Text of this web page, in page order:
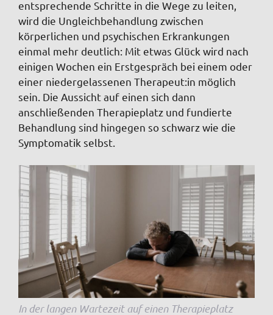
entsprechende Schritte in die Wege zu leiten,
wird die Ungleichbehandlung zwischen
körperlichen und psychischen Erkrankungen
einmal mehr deutlich: Mit etwas Glück wird nach
einigen Wochen ein Erstgespräch bei einem oder
einer niedergelassenen Therapeut:in möglich
sein. Die Aussicht auf einen sich dann
anschließenden Therapieplatz und fundierte
Behandlung sind hingegen so schwarz wie die
Symptomatik selbst.
In der langen Wartezeit auf einen Therapieplatz